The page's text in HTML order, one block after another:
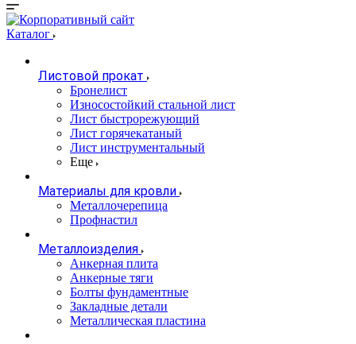
Каталог
Листовой прокат
Бронелист
Износостойкий стальной лист
Лист быстрорежующий
Лист горячекатаный
Лист инструментальный
Еще
Материалы для кровли
Металлочерепица
Профнастил
Металлоизделия
Анкерная плита
Анкерные тяги
Болты фундаментные
Закладные детали
Металлическая пластина